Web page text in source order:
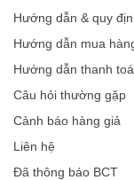
Hướng dẫn & quy
Hướng dẫn mua
Hướng dẫn thanh
Câu hỏi thường gặp
Cảnh báo hàng giả
Liên hệ
Đã thông báo BCT